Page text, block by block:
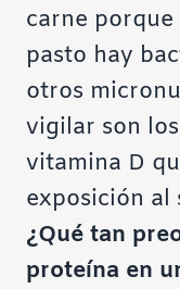
carne
pasto hay
otros
vigilar son
vitamina D
exposición al
¿Qué tan
proteína en